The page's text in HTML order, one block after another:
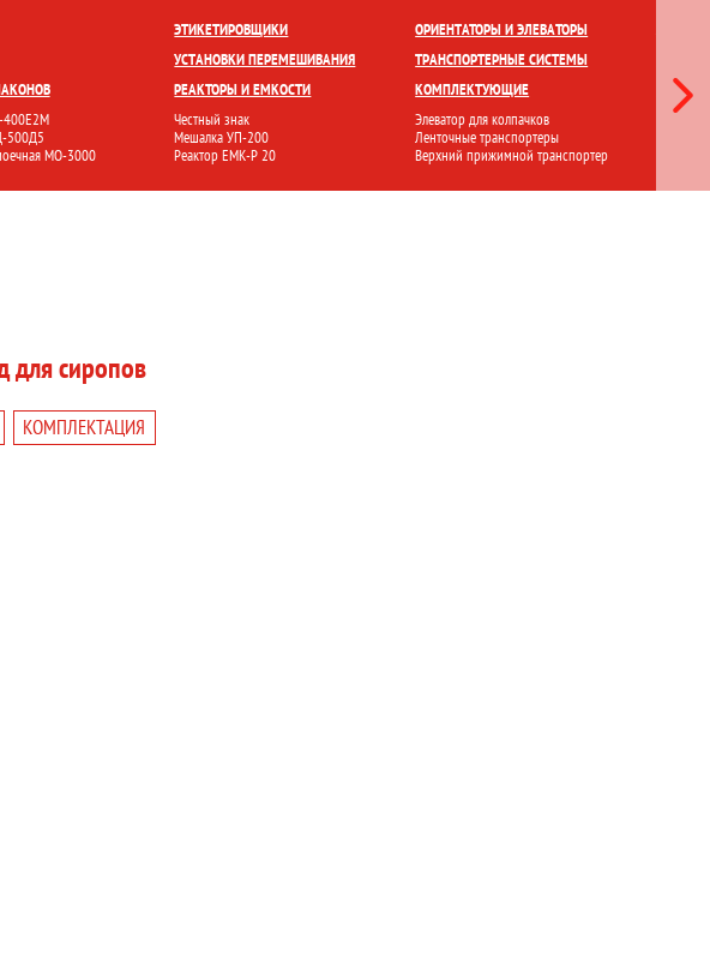
400Е2М
500Д5
МО-3000
ЭТИКЕТИРОВЩИКИ
УСТАНОВКИ ПЕРЕМЕШИВАНИЯ
РЕАКТОРЫ И ЕМКОСТИ
Честный знак
Мешалка УП-200
Реактор ЕМК-Р 20
ОРИЕНТАТОРЫ И ЭЛЕВАТОРЫ
ТРАНСПОРТЕРНЫЕ СИСТЕМЫ
КОМПЛЕКТУЮЩИЕ
Элеватор для колпачков
Ленточные транспортеры
Верхний прижимной транспортер
НАКЛЕЙКА ЭТИКЕТКИ ПРИГОТОВЛЕНИЕ И ХРАНЕНИЕ ПЕРЕМЕШИВАНИЕ
для сиропов
КОМПЛЕКТАЦИЯ